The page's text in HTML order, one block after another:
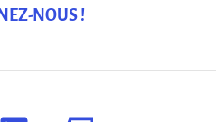
NOUS !